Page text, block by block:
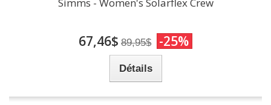
Simms - Women's Solarflex Crew
67,46$ 89,95$ -25%
Détails